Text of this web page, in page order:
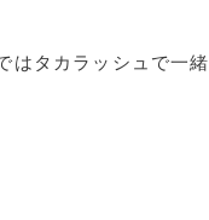
はタカラッシュで一緒